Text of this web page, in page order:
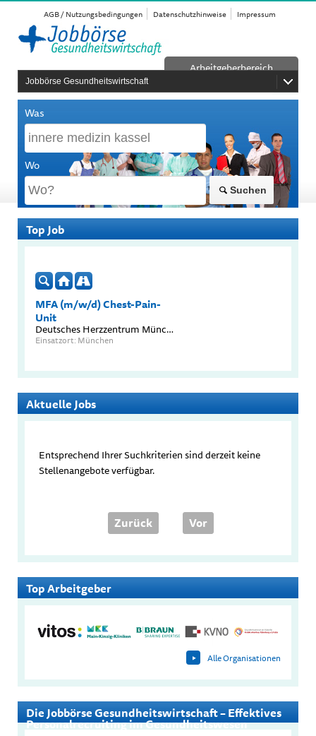
AGB / Nutzungsbedingungen Datenschutzhinweise Impressum
Jobbörse Gesundheitswirtschaft
Arbeitgeberbereich
Was
Wo
Suchen
Top Job
MFA (m/w/d) Chest-Pain-
Unit
Deutsches Herzzentrum München TUM Universitätsklinikum
Einsatzort: München
Aktuelle Jobs
Entsprechend Ihrer Suchkriterien sind derzeit keine
Stellenangebote verfügbar.
Zurück Vor
Top Arbeitgeber
Alle Organisationen
Die Jobbörse Gesundheitswirtschaft – Effektives
Personalrecruiting im Gesundheitswesen